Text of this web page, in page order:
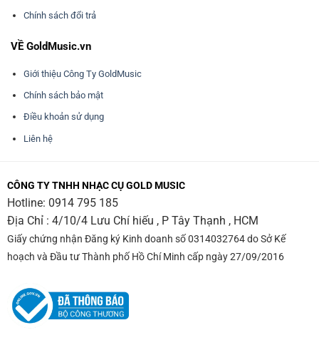
Chính sách đổi trả
VỀ GoldMusic.vn
Giới thiệu Công Ty GoldMusic
Chính sách bảo mật
Điều khoản sử dụng
Liên hệ
CÔNG TY TNHH NHẠC CỤ GOLD MUSIC
Hotline: 0914 795 185
Địa Chỉ : 4/10/4 Lưu Chí hiếu , P Tây Thạnh , HCM
Giấy chứng nhận Đăng ký Kinh doanh số 0314032764 do Sở Kế
hoạch và Đầu tư Thành phố Hồ Chí Minh cấp ngày 27/09/2016